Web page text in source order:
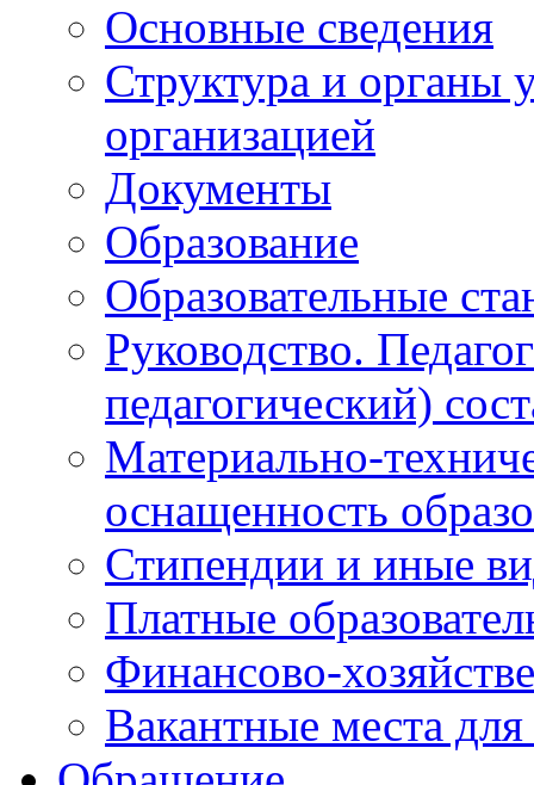
Основные сведения
Структура и органы
организацией
Документы
Образование
Образовательные
Руководство.
педагогический)
Материально-
оснащенность
Стипендии и иные
Платные
Финансово-
Вакантные места